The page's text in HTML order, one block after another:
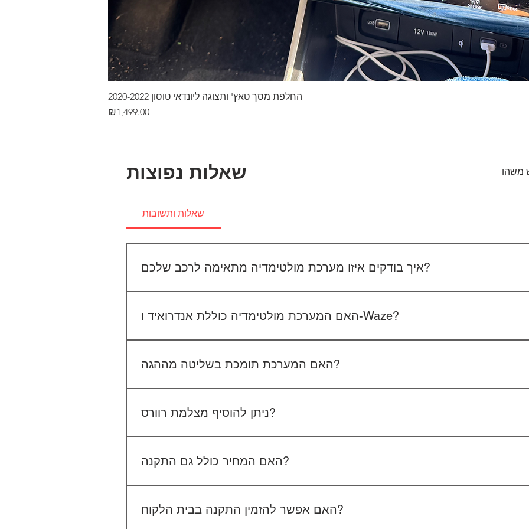
החלפת מסך טאץ' ותצוגה ליונדאי טוסון 2020-2022
Price
₪1,499.00
שאלות נפוצות
שאלות ותשובות
איך בודקים איזו מערכת מולטימדיה מתאימה לרכב שלכם?
מתאים לכם.
האם המערכת מולטימדיה כוללת אנדרואיד ו-Waze?
האם המערכת תומכת בשליטה מההגה?
אלינו לפני ההתקנה.
ניתן להוסיף מצלמת רוורס?
האם המחיר כולל גם התקנה?
האם אפשר להזמין התקנה בבית הלקוח?